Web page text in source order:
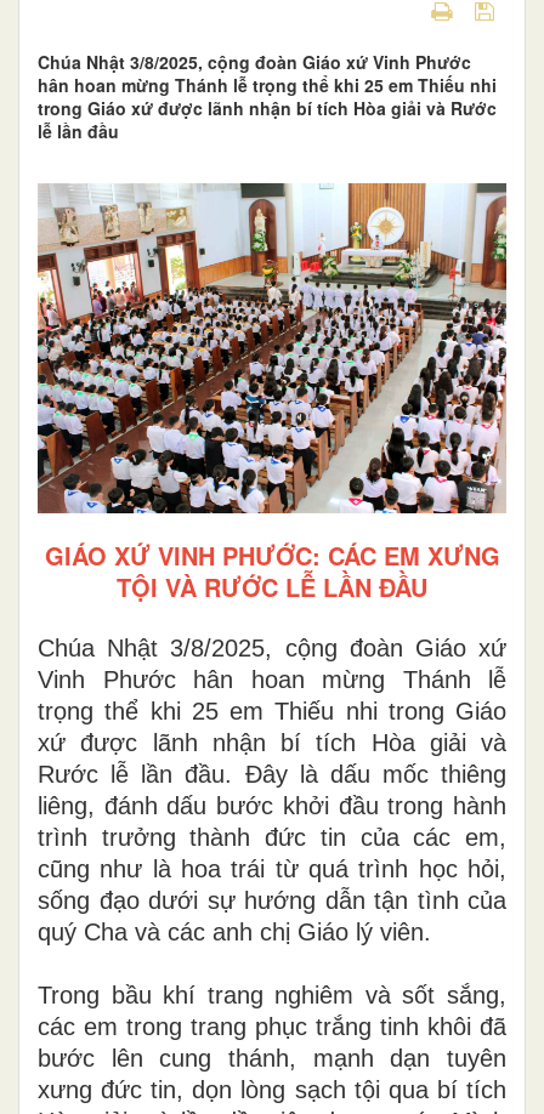
Chúa Nhật 3/8/2025, cộng đoàn Giáo xứ Vinh Phước
hân hoan mừng Thánh lễ trọng thể khi 25 em Thiếu nhi
trong Giáo xứ được lãnh nhận bí tích Hòa giải và Rước
lễ lần đầu
GIÁO XỨ VINH PHƯỚC: CÁC EM XƯNG
TỘI VÀ RƯỚC LỄ LẦN ĐẦU
Chúa Nhật 3/8/2025, cộng đoàn Giáo xứ
Vinh Phước hân hoan mừng Thánh lễ
trọng thể khi 25 em Thiếu nhi trong Giáo
xứ được lãnh nhận bí tích Hòa giải và
Rước lễ lần đầu. Đây là dấu mốc thiêng
liêng, đánh dấu bước khởi đầu trong hành
trình trưởng thành đức tin của các em,
cũng như là hoa trái từ quá trình học hỏi,
sống đạo dưới sự hướng dẫn tận tình của
quý Cha và các anh chị Giáo lý viên.
Trong bầu khí trang nghiêm và sốt sắng,
các em trong trang phục trắng tinh khôi đã
bước lên cung thánh, mạnh dạn tuyên
xưng đức tin, dọn lòng sạch tội qua bí tích